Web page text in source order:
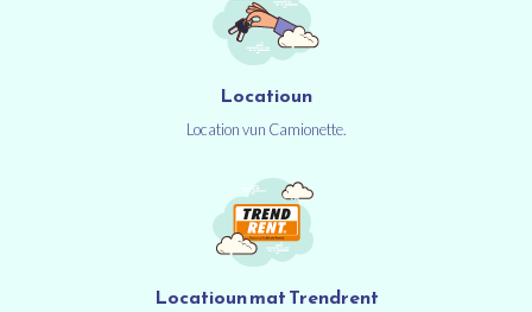
Locatioun
Location vun Camionette.
Locatioun mat Trendrent